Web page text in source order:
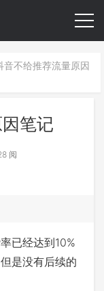
音不给推荐流量原因
笔记
阅
已经达到10%
是没有后续的